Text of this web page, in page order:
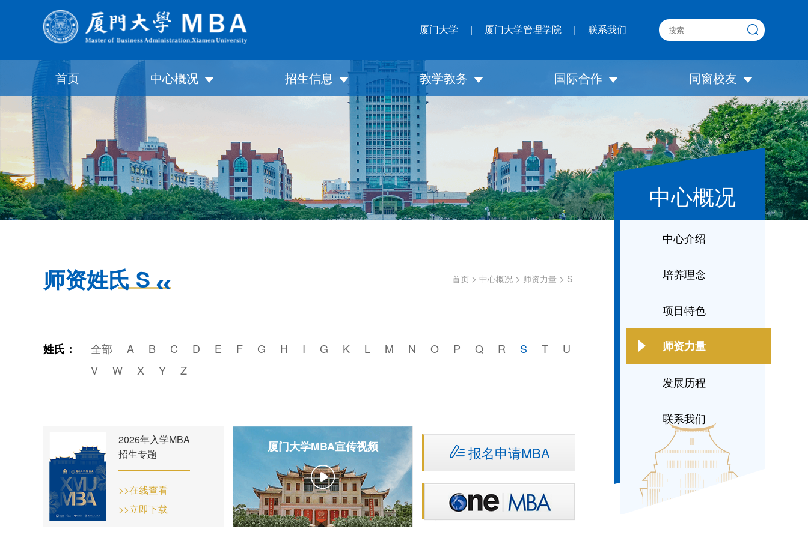
厦门大学 | 厦门大学管理学院 | 联系我们
首页 中心概况
项目特色
师资力量
发展历程
联系我们
招生信息 教学教务
下载专区
奖励与助学
国际合作 同窗校友
校友圈
联合会
职业发展
师资姓氏 S 首页 > 中心概况 > 师资力量 > S
姓氏： 全部 A B C D E F G H I G K L M N O P Q R S T
U
V
W X Y Z
2026年入学MBA
招生专题
>>在线查看
>>立即下载
厦门大学MBA宣传视频 报名申请MBA
中心概况
中心介绍
培养理念
项目特色
师资力量
发展历程
联系我们